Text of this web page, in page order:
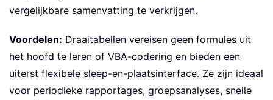
vergelijkbare samenvatting te verkrijgen.
Voordelen: Draaitabellen vereisen geen formules uit
het hoofd te leren of VBA-codering en bieden een
uiterst flexibele sleep-en-plaatsinterface. Ze zijn ideaal
voor periodieke rapportages, groepsanalyses, snelle